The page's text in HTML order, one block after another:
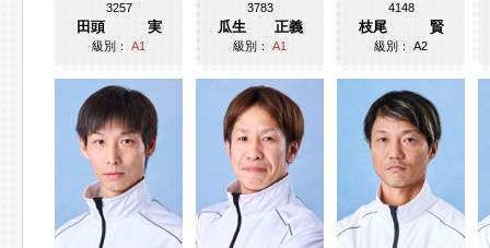
3257
田頭 実
級別：A1
3783
瓜生 正義
級別：A1
4148
枝尾 賢
級別：A2